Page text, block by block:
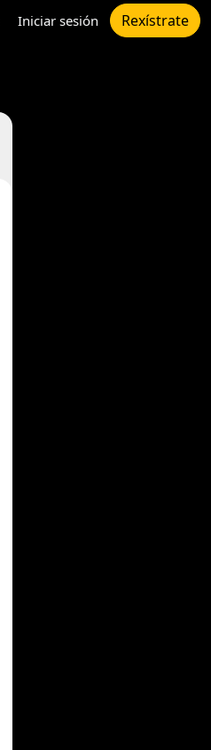
Iniciar sesión Rexístrate